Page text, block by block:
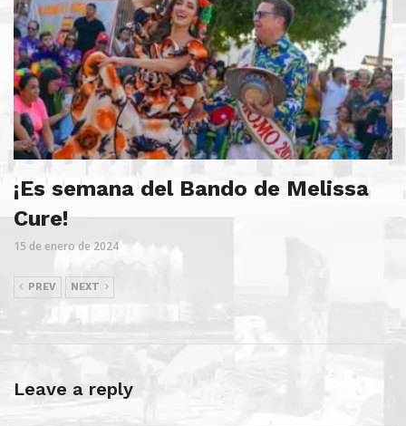
¡Es semana del Bando de Melissa
Cure!
15 de enero de 2024
PREV NEXT
Leave a reply